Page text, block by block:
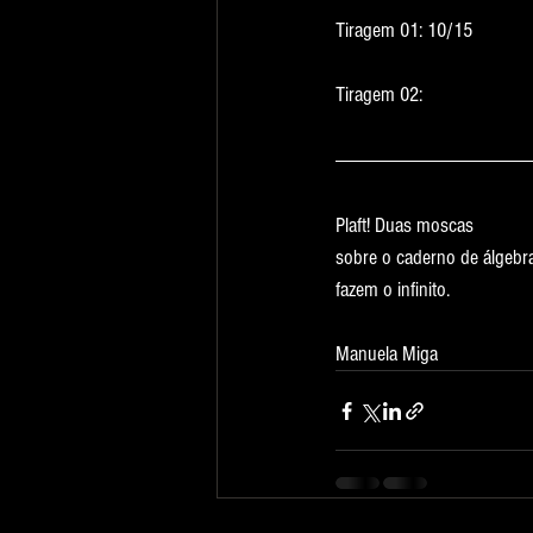
Tiragem 01: 10/15
Tiragem 02:
Plaft! Duas moscas
sobre o caderno de
fazem o infinito.
Manuela Miga